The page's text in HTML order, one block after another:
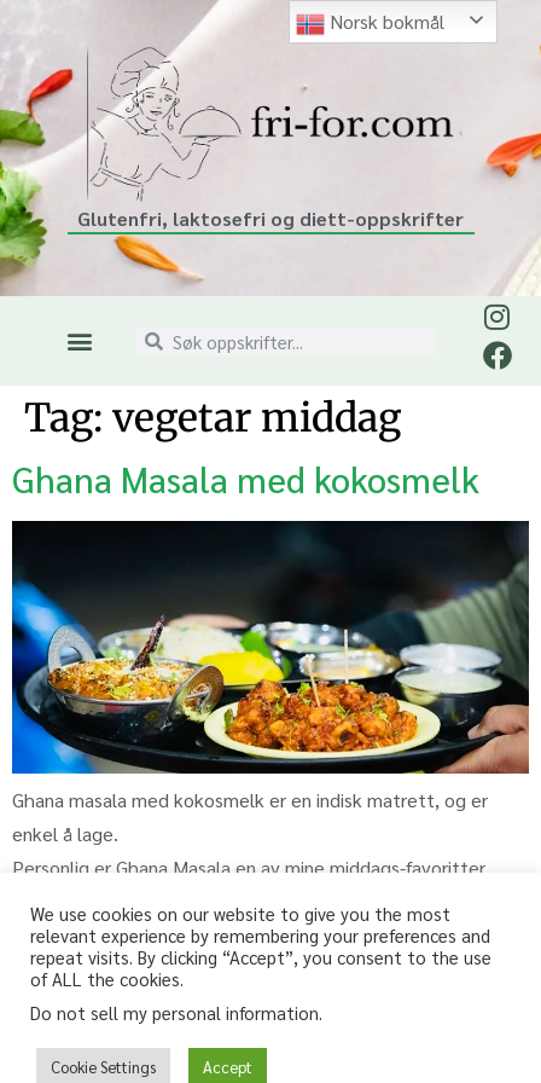
Glutenfri, laktosefri og diett-oppskrifter
Tag: vegetar middag
Ghana Masala med kokosmelk
Ghana masala med kokosmelk er en indisk matrett, og er
enkel å lage.
Personlig er Ghana Masala en av mine middags-favoritter.
fri-for.no
Glutenfri, melkefri og andre «fri for» oppskrifter
Glutenfree, lactosefree and other “free from” recipes
We use cookies on our website to give you the most
relevant experience by remembering your preferences and
repeat visits. By clicking “Accept”, you consent to the use
of ALL the cookies.
Do not sell my personal information.
Cookie Settings Accept
Norsk bokmål